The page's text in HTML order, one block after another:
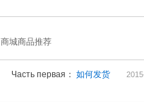
商城商品推荐
Часть первая： 如何发货